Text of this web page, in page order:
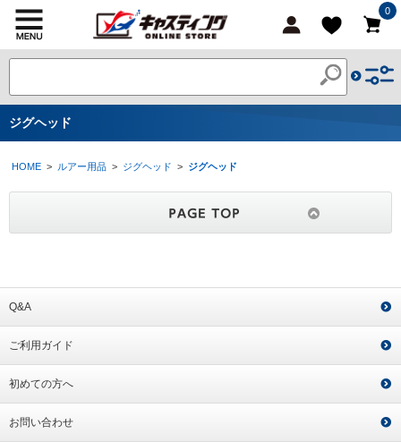
0
ジグヘッド
HOME > ルアー用品 > ジグヘッド > ジグヘッド
Q&A
ご利用ガイド
初めての方へ
お問い合わせ